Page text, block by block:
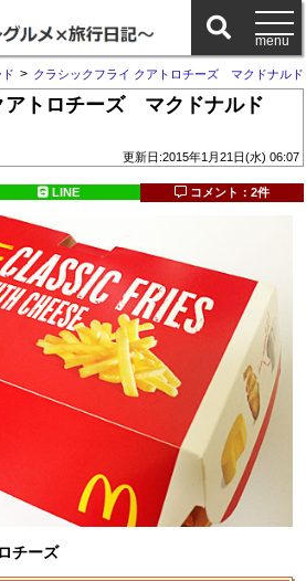
> クラシックフライ クアトロチーズ マクドナルド
アトロチーズ マクドナルド
更新日:2015年1月21日(水) 06:07
LINE コメント：2件
チーズ